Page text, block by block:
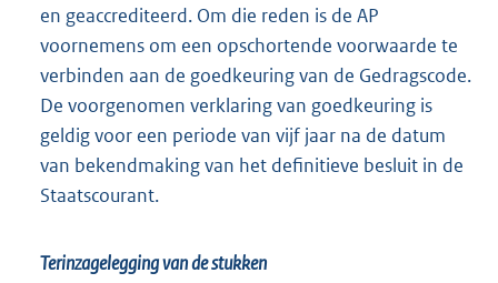
en geaccrediteerd. Om die reden is de AP
voornemens om een opschortende voorwaarde te
verbinden aan de goedkeuring van de Gedragscode.
De voorgenomen verklaring van goedkeuring is
geldig voor een periode van vijf jaar na de datum
van bekendmaking van het definitieve besluit in de
Staatscourant.
Terinzagelegging van de stukken